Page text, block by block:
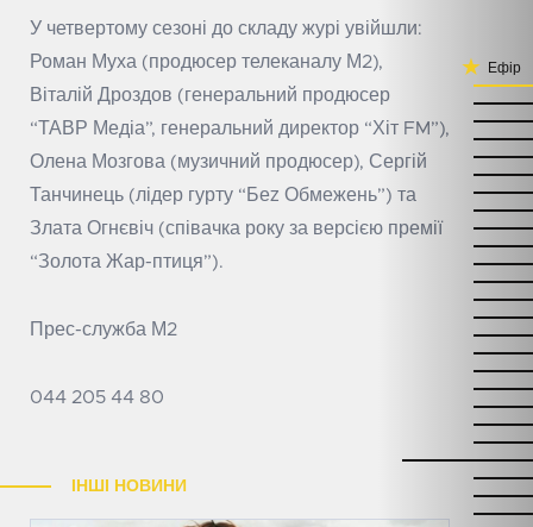
У четвертому сезоні до складу журі увійшли:
Роман Муха (продюсер телеканалу М2),
Віталій Дроздов (генеральний продюсер
“ТАВР Медіа”, генеральний директор “Хіт FM”),
Олена Мозгова (музичний продюсер), Сергій
Танчинець (лідер гурту “Беz Обмежень”) та
Злата Огнєвіч (співачка року за версією премії
“Золота Жар-птиця”).
Прес-служба М2
044 205 44 80
ІНШІ НОВИНИ
Ефір